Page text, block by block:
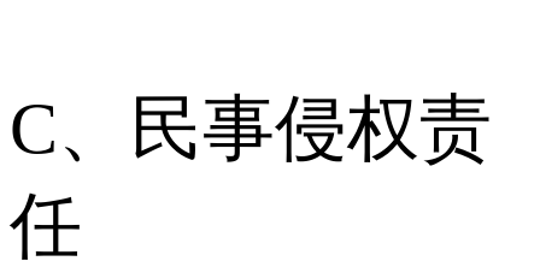
C、民事侵权责
任